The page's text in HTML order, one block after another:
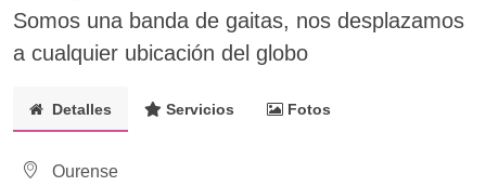
Somos una banda de gaitas, nos desplazamos
a cualquier ubicación del globo
Detalles Servicios Fotos
Ourense